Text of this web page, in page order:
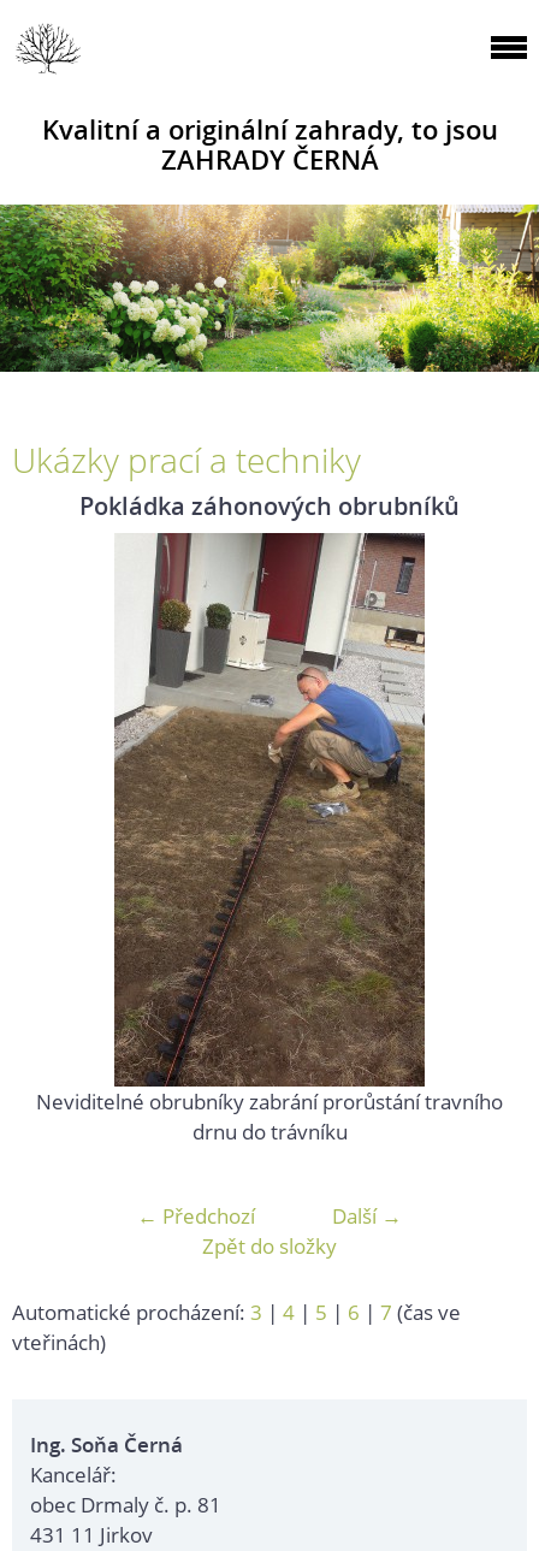
Kvalitní a originální zahrady, to jsou
ZAHRADY ČERNÁ
Ukázky prací a techniky
Pokládka záhonových obrubníků
Neviditelné obrubníky zabrání prorůstání travního
drnu do trávníku
← Předchozí
Další →
Zpět do složky
Automatické procházení: 3 | 4 | 5 | 6 | 7 (čas ve
vteřinách)
Ing. Soňa Černá
Kancelář:
obec Drmaly č. p. 81
431 11 Jirkov